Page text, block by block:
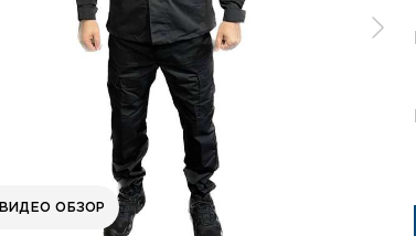
ВИДЕО ОБЗОР